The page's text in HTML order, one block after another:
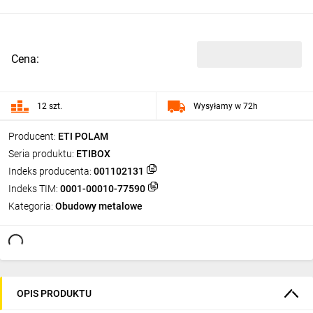
Producent: ETI POLAM
Seria produktu: ETIBOX
Indeks producenta: 001102131
Indeks TIM: 0001-00010-77590
Kategoria: Obudowy metalowe
Cena:
12 szt. Wysyłamy w 72h
OPIS PRODUKTU